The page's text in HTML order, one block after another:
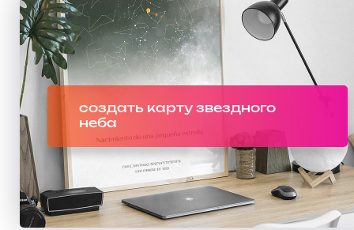
создать карту звездного
неба